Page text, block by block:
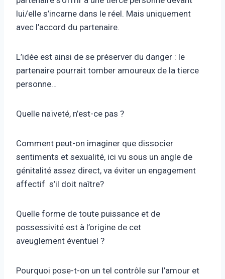
lui/elle s’incarne dans le réel. Mais uniquement
avec l’accord du partenaire.
L’idée est ainsi de se préserver du danger : le
partenaire pourrait tomber amoureux de la tierce
personne…
Quelle naïveté, n’est-ce pas ?
Comment peut-on imaginer que dissocier
sentiments et sexualité, ici vu sous un angle de
génitalité assez direct, va éviter un engagement
affectif s’il doit naître?
Quelle forme de toute puissance et de
possessivité est à l’origine de cet
aveuglement éventuel ?
Pourquoi pose-t-on un tel contrôle sur l’amour et